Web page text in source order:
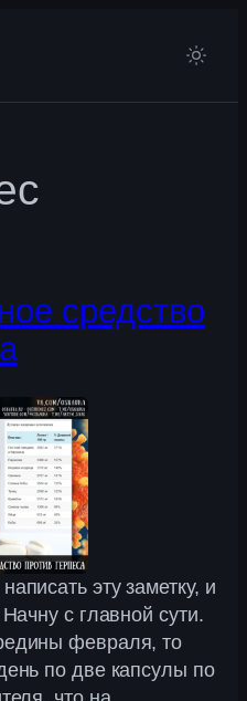
средство
эту заметку, и
с главной сути.
февраля, то
по две капсулы по